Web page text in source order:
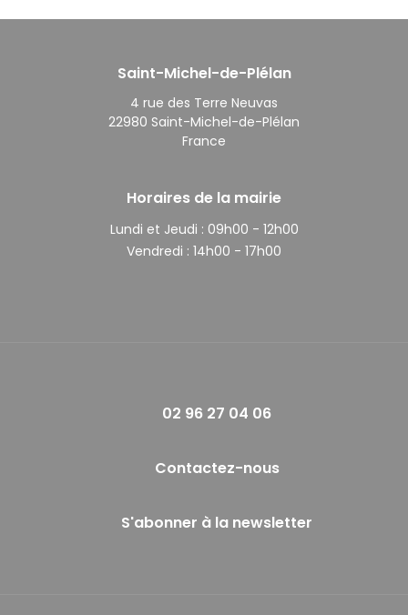
Saint-Michel-de-Plélan
4 rue des Terre Neuvas
22980 Saint-Michel-de-Plélan
France
Horaires de la mairie
Lundi et Jeudi : 09h00 - 12h00
Vendredi : 14h00 - 17h00
02 96 27 04 06
Contactez-nous
S'abonner à la newsletter